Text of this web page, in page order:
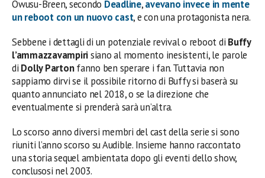
Owusu-Breen, secondo Deadline,avevano invece in mente
un reboot con un nuovo cast, e con una protagonista nera.
Sebbene i dettagli di un potenziale revival o reboot di Buffy
l’ammazzavampirisiano al momento inesistenti, le parole
di Dolly Partonfanno ben sperare i fan. Tuttavia non
sappiamo dirvi se il possibile ritorno di Buffy si baserà su
quanto annunciato nel 2018, o se la direzione che
eventualmente si prenderà sarà un’altra.
Lo scorso anno diversi membri del cast della serie si sono
riuniti l’anno scorso su Audible. Insieme hanno raccontato
una storia sequel ambientata dopo gli eventi dello show,
conclusosi nel 2003.